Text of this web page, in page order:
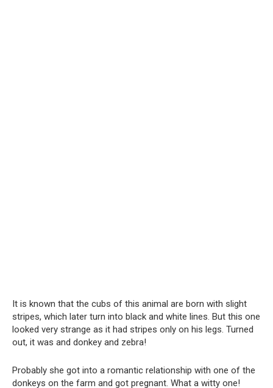
It is known that the cubs of this animal are born with slight
stripes, which later turn into black and white lines. But this one
looked very strange as it had stripes only on his legs. Turned
out, it was and donkey and zebra!
Probably she got into a romantic relationship with one of the
donkeys on the farm and got pregnant. What a witty one!